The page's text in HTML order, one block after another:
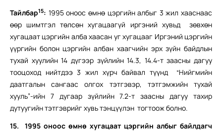
Тайлбар15: 1995 оноос өмнө цэргийн албыг 3 жил хааснаас
өөр шимтгэл төлсөн хугацаагүй иргэний хувьд зөвхөн
хугацаат цэргийн алба хаасан уг хугацааг Иргэний цэргийн
үүргийн болон цэргийн албан хаагчийн эрх зүйн байдлын
тухай хуулийн 14 дүгээр зүйлийн 14.3, 14.4-т заасны дагуу
тооцоход нийтдээ 3 жил хүрч байвал түүнд “Нийгмийн
даатгалын сангаас олгох тэтгэвэр, тэтгэмжийн тухай
хууль”-ийн 7 дугаар зүйлийн 7.2-т заасны дагуу тахир
дутуугийн тэтгэврийг хувь тэнцүүлэн тогтоож болно.
15.
1995 оноос өмнө хугацаат цэргийн албыг байлдагч